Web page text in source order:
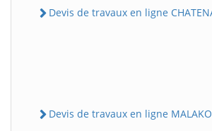
Devis de travaux en ligne
Devis de travaux en ligne